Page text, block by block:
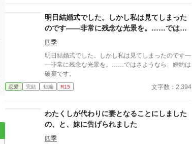
渡す。 エドワード様は薔薇の花言葉が色と本数によ
って違うことをご存知ないのかしら？ それにピンク
はエドワード様の髪と瞳の色。自分の髪や瞳の色の花
を異性に贈る意味をエドワード様が知らないはずがな
いわ。 エドワード様はクラウディアを愛しているの
ね。二人が愛し合っているなら私は身を引くわ。 そ
う思って私はエドワード様との婚約を解消した。 な
のに婚約を解消したはずのエドワード様が先触れもな
く当家を訪れ、私のことを「シア」と呼び迫ってき
禁止します。 ※小説家になろう、カクヨム、エブリ
スタにも投稿しています。 ※表紙素材はあぐりりん
明日結婚式でした。しかし私は見てしまった
のです――非常に残念な光景を。……ではさ
ようなら、婚約は破棄です。
四季
明日結婚式でした。しかし私は見てしまったのです―
―非常に残念な光景を。……ではさようなら、婚約は
破棄です。
恋愛 完結 短編 R15 文字数：2,394
わたくしが代わりに妻となることにしました
の、と、妹に告げられました
四季